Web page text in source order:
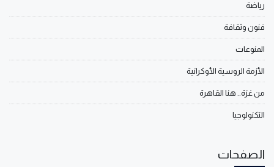
رياضة
فنون وثقافة
المنوعات
الأزمة الروسية الأوكرانية
من غزة.. هنا القاهرة
التكنولوجيا
الصفحات